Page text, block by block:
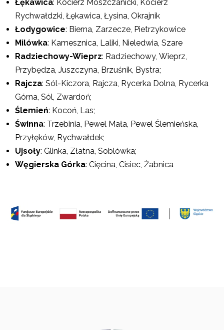
Łękawica: Kocierz Moszczanicki, Kocierz
Rychwałdzki, Łękawica, Łysina, Okrajnik
Łodygowice: Bierna, Zarzecze, Pietrzykowice
Milówka: Kamesznica, Laliki, Nieledwia, Szare
Radziechowy-Wieprz: Radziechowy, Wieprz,
Przybędza, Juszczyna, Brzuśnik, Bystra;
Rajcza: Sól-Kiczora, Rajcza, Rycerka Dolna, Rycerka
Górna, Sól, Zwardoń;
Ślemień: Kocoń, Las;
Świnna: Trzebinia, Pewel Mała, Pewel Ślemieńska,
Przyłęków, Rychwałdek;
Ujsoły: Glinka, Złatna, Soblówka;
Węgierska Górka: Cięcina, Cisiec, Żabnica